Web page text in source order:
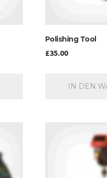
Polishing Tool
£35.00
IN DEN